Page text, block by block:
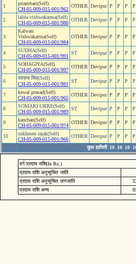
1
pitambari(Self)
CH-05-009-015-001/962
OTHER Devipur P P P P
2
lalita vishwakarma(Self)
CH-05-009-015-001/980
OTHER Devipur P P P P
3
Kalwati
Vishwakarma(Self)
CH-05-009-015-001/984
OTHER Devipur P P P P
4
SUDHA(Self)
CH-05-009-015-001/991
ST Devipur P P P P
5
SOHAGIYA(Self)
CH-05-009-015-001/997
OTHER Devipur P P P P
6
स्वराज सिंह(Self)
CH-05-009-015-001/981
ST Devipur P P P P
7
kewal prasad(Self)
CH-05-009-015-001/965
OTHER Devipur P P P P
8
SOMARI URRE(Self)
CH-05-009-015-001/989
ST Devipur P P P P
9
kanchan(Self)
CH-05-009-015-001/974
OTHER Devipur P P P P
10
sukhmen rajak(Self)
CH-05-009-015-001/966
OTHER Devipur P P P P
कुल हाजिरी 10 10 10
वर्ग प्रदाय राशि(In Rs.)
प्रदाय राशि अनुसूचित जाति
प्रदाय राशि अनुसूचित जनजाति
प्रदाय राशि अन्य